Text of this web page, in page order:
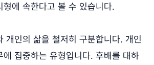
형에 속한다고 볼 수 있습니다.
개인의 삶을 철저히 구분합니다. 개인
에 집중하는 유형입니다. 후배를 대하